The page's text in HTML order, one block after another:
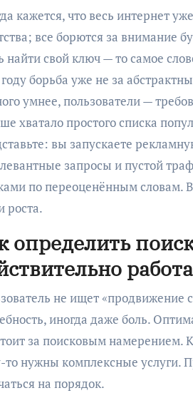
кажется, что весь интернет
все борются за внимание
найти свой ключ — то самое
борьба уже не за
умнее, пользователи —
хватало простого списка
вы запускаете
запросы и пустой
по переоценённым словам.
роста.
определить
не ищет «продвижение
иногда даже боль.
за поисковым намерением.
то нужны комплексные услуги.
на порядок.